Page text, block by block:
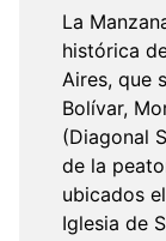
La
histórica
Aires, que
Bolívar,
(Diagonal
de la
ubicados
Iglesia de